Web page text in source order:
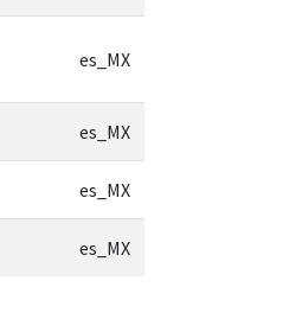
es_MX
es_MX
es_MX
es_MX